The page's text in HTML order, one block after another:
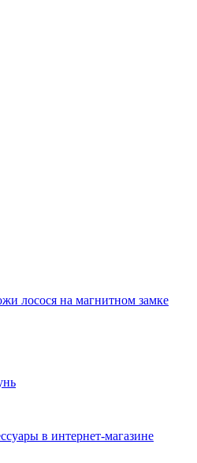
лосося на магнитном замке